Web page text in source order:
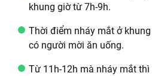
khung giờ từ 7h-9h.
Thời điểm nháy mắt ở
có người mời ăn uống.
Từ 11h-12h mà nháy mắt